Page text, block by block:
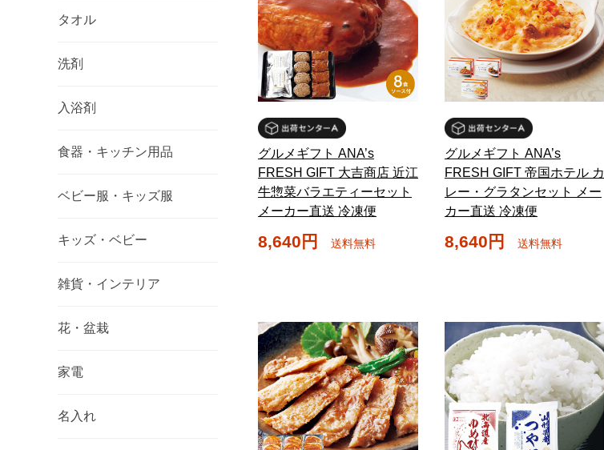
タオル
洗剤
入浴剤
食器・キッチン用品
ベビー服・キッズ服
キッズ・ベビー
雑貨・インテリア
花・盆栽
家電
名入れ
グルメギフト ANA’s
FRESH GIFT 大吉商店 近江
牛惣菜バラエティーセット
メーカー直送 冷凍便
8,640円 送料無料
グルメギフト ANA’s
FRESH GIFT 帝国ホテル カ
レー・グラタンセット メー
カー直送 冷凍便
8,640円 送料無料